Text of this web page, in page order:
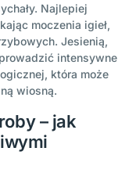
Najlepiej
moczenia igieł,
Jesienią,
intensywne
która może
wiosną.
– jak